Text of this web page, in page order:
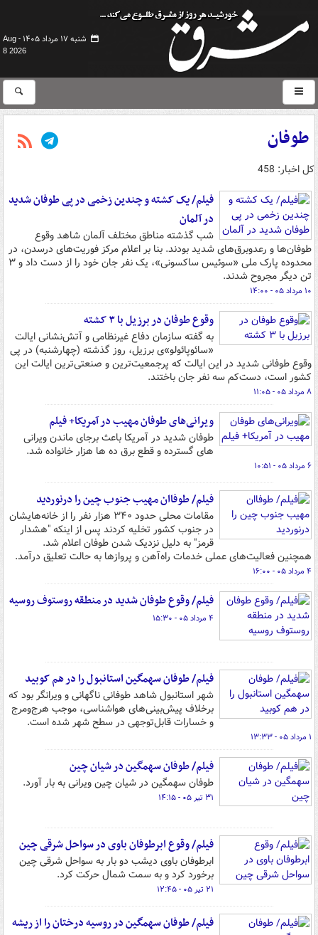
شنبه ۱۷ مرداد ۱۴۰۵ -
Aug
8 2026
طوفان
کل اخبار: 458
فیلم/ یک کشته و چندین زخمی در پی طوفان شدید
در آلمان
شب گذشته مناطق مختلف آلمان شاهد وقوع
طوفان‌ها و رعدوبرق‌های شدید بودند. بنا بر اعلام مرکز فوریت‌های درسدن، در
محدوده پارک ملی «سوئیس ساکسونی»، یک نفر جان خود را از دست داد و ۳
تن دیگر مجروح شدند.
۱۰ مرداد ۰۵ - ۱۴:۰۰
وقوع طوفان در برزیل با ۳ کشته
به گفته سازمان دفاع غیرنظامی و آتش‌نشانی ایالت
«سائوپائولو»ی برزیل، روز گذشته (چهارشنبه) در پی
وقوع طوفانی شدید در این ایالت که پرجمعیت‌ترین و صنعتی‌ترین ایالت این
کشور است، دست‌کم سه نفر جان باختند.
۸ مرداد ۰۵ - ۱۱:۰۵
ویرانی‌های طوفان مهیب در آمریکا+ فیلم
طوفان شدید در آمریکا باعث برجای ماندن ویرانی
های گسترده و قطع برق ده ها هزار خانواده شد.
۶ مرداد ۰۵ - ۱۰:۵۱
فیلم/ طوفاان مهیب جنوب چین را درنوردید
مقامات محلی حدود ۳۴۰ هزار نفر را از خانه‌هایشان
در جنوب کشور تخلیه کردند پس از اینکه "هشدار
قرمز" به دلیل نزدیک شدن طوفان اعلام شد.
همچنین فعالیت‌های عملی خدمات راه‌آهن و پروازها به حالت تعلیق درآمد.
۴ مرداد ۰۵ - ۱۶:۰۰
فیلم/ وقوع طوفان شدید در منطقه روستوف روسیه
۴ مرداد ۰۵ - ۱۵:۳۰
فیلم/ طوفان سهمگین استانبول را در هم کوبید
شهر استانبول شاهد طوفانی ناگهانی و ویرانگر بود که
برخلاف پیش‌بینی‌های هواشناسی، موجب هرج‌ومرج
و خسارات قابل‌توجهی در سطح شهر شده است.
۱ مرداد ۰۵ - ۱۳:۳۳
فیلم/ طوفان سهمگین در شیان چین
طوفان سهمگین در شیان چین ویرانی به بار آورد.
۳۱ تیر ۰۵ - ۱۴:۱۵
فیلم/ وقوع ابرطوفان باوی در سواحل شرقی چین
ابرطوفان باوی دیشب دو بار به سواحل شرقی چین
برخورد کرد و به سمت شمال حرکت کرد.
۲۱ تیر ۰۵ - ۱۲:۴۵
فیلم/ طوفان سهمگین در روسیه درختان را از ریشه